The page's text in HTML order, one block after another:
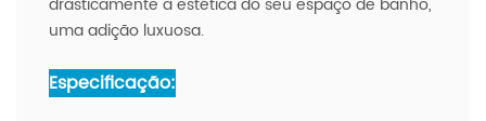
uma adição luxuosa.
Especificação: